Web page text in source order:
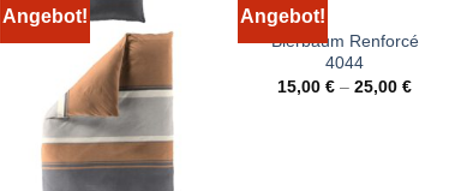
Angebot! Angebot!
Bierbaum Renforcé
4044
15,00€ –25,00€